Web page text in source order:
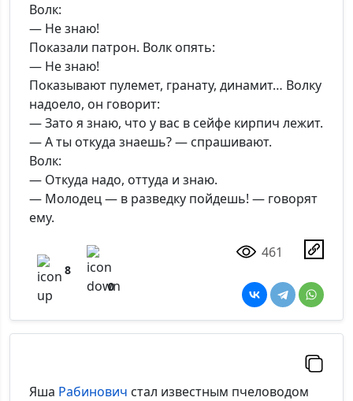
Волк:
— Не знаю!
Показали патрон. Волк опять:
— Не знаю!
Показывают пулемет, гранату, динамит… Волку
надоело, он говорит:
— Зато я знаю, что у вас в сейфе кирпич лежит.
— А ты откуда знаешь? — спрашивают.
Волк:
— Откуда надо, оттуда и знаю.
— Молодец — в разведку пойдешь! — говорят
ему.
8
0
461
Яша Рабинович стал известным пчеловодом